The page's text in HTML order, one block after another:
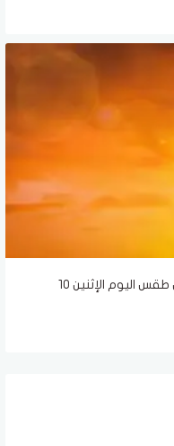
رياح مثيرة للرمال والأتربة.. الأرصاد تحذر من طقس اليوم الإثنين 10